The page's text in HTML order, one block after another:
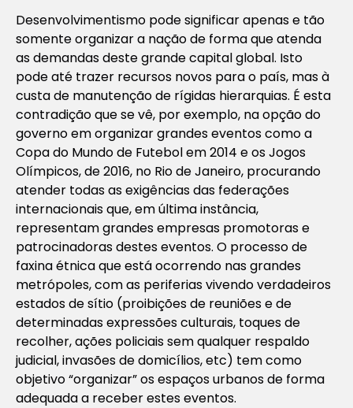
Desenvolvimentismo pode significar apenas e tão
somente organizar a nação de forma que atenda
as demandas deste grande capital global. Isto
pode até trazer recursos novos para o país, mas à
custa de manutenção de rígidas hierarquias. É esta
contradição que se vê, por exemplo, na opção do
governo em organizar grandes eventos como a
Copa do Mundo de Futebol em 2014 e os Jogos
Olímpicos, de 2016, no Rio de Janeiro, procurando
atender todas as exigências das federações
internacionais que, em última instância,
representam grandes empresas promotoras e
patrocinadoras destes eventos. O processo de
faxina étnica que está ocorrendo nas grandes
metrópoles, com as periferias vivendo verdadeiros
estados de sítio (proibições de reuniões e de
determinadas expressões culturais, toques de
recolher, ações policiais sem qualquer respaldo
judicial, invasões de domicílios, etc) tem como
objetivo “organizar” os espaços urbanos de forma
adequada a receber estes eventos.